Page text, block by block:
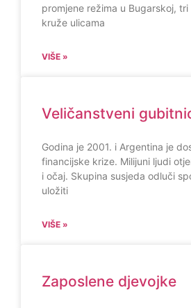
promjene režima u Bugarskoj,
kruže ulicama
VIŠE »
Veličanstveni
Godina je 2001. i Argentina je
financijske krize. Milijuni ljudi
i očaj. Skupina susjeda odluči
uložiti
VIŠE »
Zaposlene djevojke